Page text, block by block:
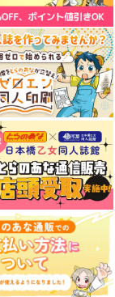
残骸、面影、回顧録
Noctivagis
110円（税込）
両面宿儺×伏黒恵
サンプル
作品詳細